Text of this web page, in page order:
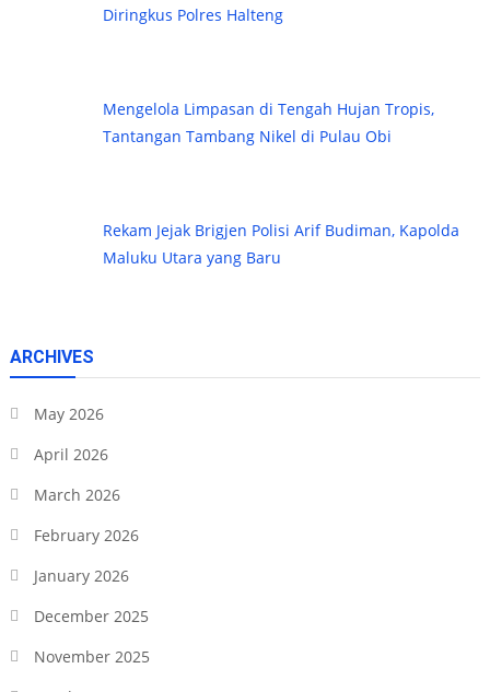
Diringkus Polres Halteng
Mengelola Limpasan di Tengah Hujan Tropis,
Tantangan Tambang Nikel di Pulau Obi
Rekam Jejak Brigjen Polisi Arif Budiman, Kapolda
Maluku Utara yang Baru
ARCHIVES
May 2026
April 2026
March 2026
February 2026
January 2026
December 2025
November 2025